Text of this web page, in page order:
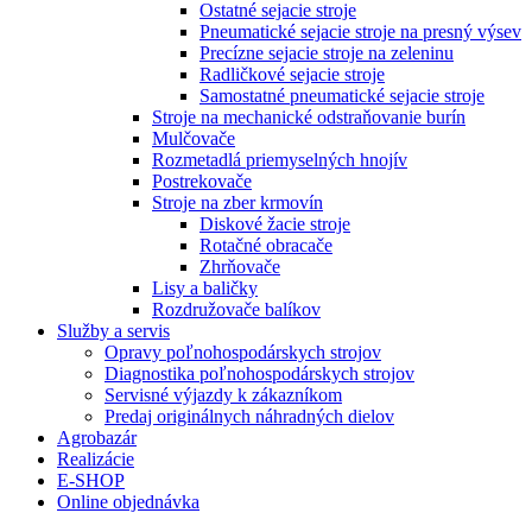
Ostatné sejacie stroje
Pneumatické sejacie stroje na presný výsev
Precízne sejacie stroje na zeleninu
Radličkové sejacie stroje
Samostatné pneumatické sejacie stroje
Stroje na mechanické odstraňovanie burín
Mulčovače
Rozmetadlá priemyselných hnojív
Postrekovače
Stroje na zber krmovín
Diskové žacie stroje
Rotačné obracače
Zhrňovače
Lisy a baličky
Rozdružovače balíkov
Služby a servis
Opravy poľnohospodárskych strojov
Diagnostika poľnohospodárskych strojov
Servisné výjazdy k zákazníkom
Predaj originálnych náhradných dielov
Agrobazár
Realizácie
E-SHOP
Online objednávka